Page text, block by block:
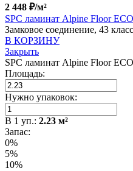
2 448 ₽/м²
SPC ламинат Alpine Floor
Замковое соединение, 43
В КОРЗИНУ
Закрыть
SPC ламинат Alpine Floor
Площадь:
Нужно упаковок:
В 1 уп.: 2.23 м²
Запас:
0%
5%
10%